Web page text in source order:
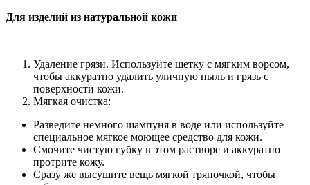
Для изделий из натуральной кожи
Удаление грязи. Используйте щетку с мягким ворсом,
чтобы аккуратно удалить уличную пыль и грязь с
поверхности кожи.
Мягкая очистка:
Разведите немного шампуня в воде или используйте
специальное мягкое моющее средство для кожи.
Смочите чистую губку в этом растворе и аккуратно
протрите кожу.
Сразу же высушите вещь мягкой тряпочкой, чтобы